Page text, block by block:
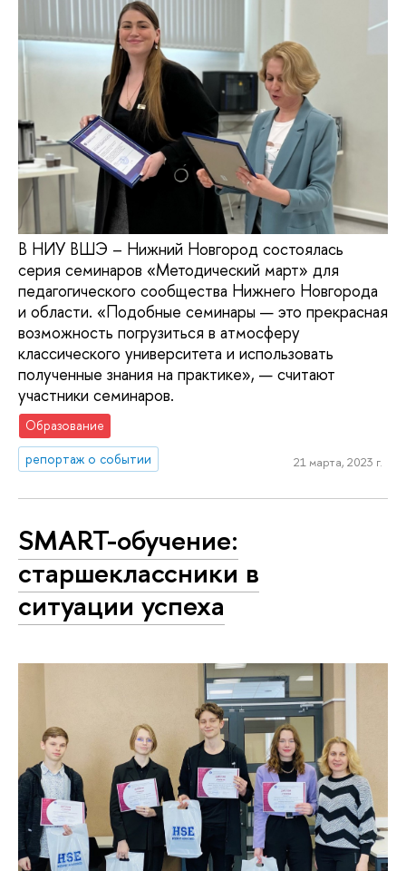
В НИУ ВШЭ – Нижний Новгород состоялась
серия семинаров «Методический март» для
педагогического сообщества Нижнего Новгорода
и области. «Подобные семинары — это прекрасная
возможность погрузиться в атмосферу
классического университета и использовать
полученные знания на практике», — считают
участники семинаров.
Образование
репортаж о событии
21 марта, 2023 г.
SMART-обучение:
старшеклассники в
ситуации успеха